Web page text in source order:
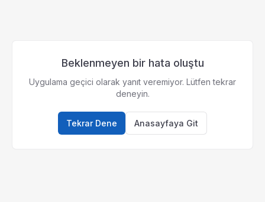
Beklenmeyen bir hata oluştu
Uygulama geçici olarak yanıt veremiyor. Lütfen tekrar
deneyin.
Tekrar Dene Anasayfaya Git